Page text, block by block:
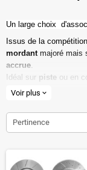
Un l arge choix
Issus de la
mordant majoré mais
accrue.
Idéal sur piste ou en
route ouverte.
Voir plus expand_more
Pertinence